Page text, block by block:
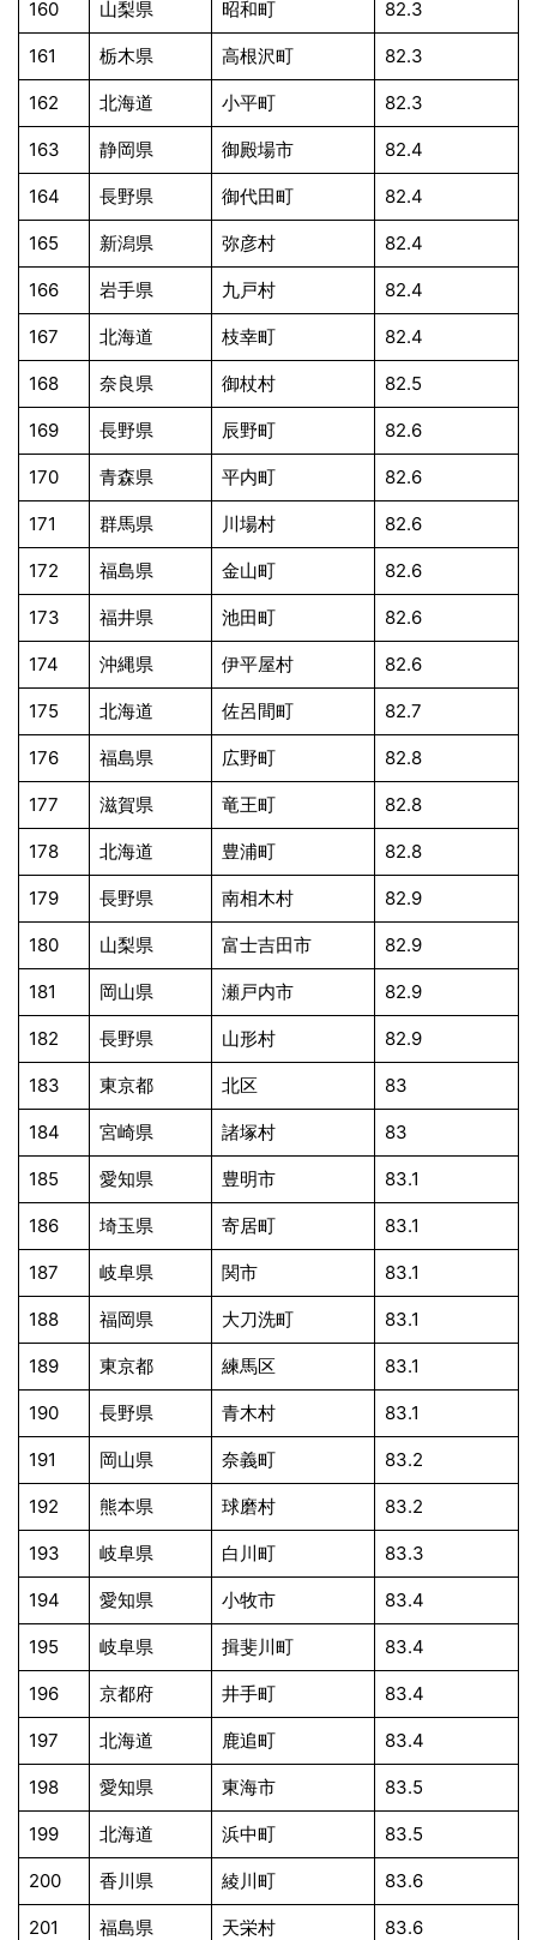
160 山梨県 昭和町 82.3
161 栃木県 高根沢町 82.3
162 北海道 小平町 82.3
163 静岡県 御殿場市 82.4
164 長野県 御代田町 82.4
165 新潟県 弥彦村 82.4
166 岩手県 九戸村 82.4
167 北海道 枝幸町 82.4
168 奈良県 御杖村 82.5
169 長野県 辰野町 82.6
170 青森県 平内町 82.6
171 群馬県 川場村 82.6
172 福島県 金山町 82.6
173 福井県 池田町 82.6
174 沖縄県 伊平屋村 82.6
175 北海道 佐呂間町 82.7
176 福島県 広野町 82.8
177 滋賀県 竜王町 82.8
178 北海道 豊浦町 82.8
179 長野県 南相木村 82.9
180 山梨県 富士吉田市 82.9
181 岡山県 瀬戸内市 82.9
182 長野県 山形村 82.9
183 東京都 北区 83
184 宮崎県 諸塚村 83
185 愛知県 豊明市 83.1
186 埼玉県 寄居町 83.1
187 岐阜県 関市 83.1
188 福岡県 大刀洗町 83.1
189 東京都 練馬区 83.1
190 長野県 青木村 83.1
191 岡山県 奈義町 83.2
192 熊本県 球磨村 83.2
193 岐阜県 白川町 83.3
194 愛知県 小牧市 83.4
195 岐阜県 揖斐川町 83.4
196 京都府 井手町 83.4
197 北海道 鹿追町 83.4
198 愛知県 東海市 83.5
199 北海道 浜中町 83.5
200 香川県 綾川町 83.6
201 福島県 天栄村 83.6